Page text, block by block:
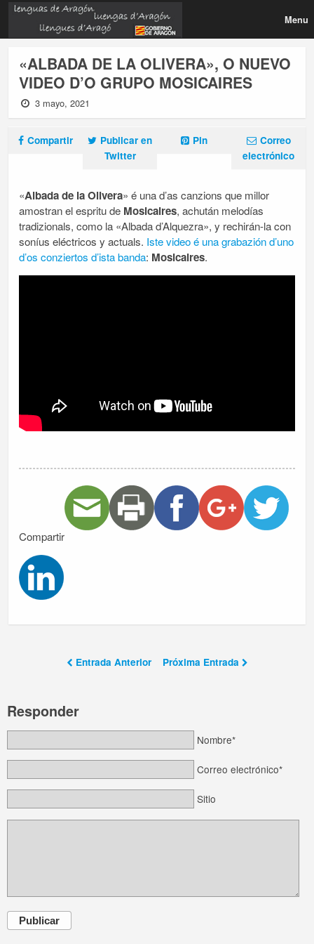
Menu
«ALBADA DE LA OLIVERA», O NUEVO
VIDEO D’O GRUPO MOSICAIRES
3 mayo, 2021
Compartir
Publicar en
Twitter
Pin
Correo
electrónico
«Albada de la Olivera» é una d’as canzions que millor
amostran el espritu de Mosicaires, achután melodías
tradizionals, como la «Albada d’Alquezra», y rechirán-la con
soníus eléctricos y actuals. Iste video é una grabazión d’uno
d’os conziertos d’ista banda: Mosicaires.
Compartir
Entrada Anterior Próxima Entrada
Responder
Nombre*
Correo electrónico*
Sitio
Publicar